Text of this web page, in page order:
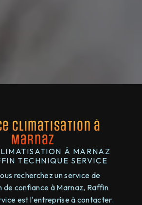
climatisation à
Marnaz
À MARNAZ
TECHNIQUE SERVICE
recherchez un service de
de confiance à Marnaz, Raffin
est l'entreprise à contacter.